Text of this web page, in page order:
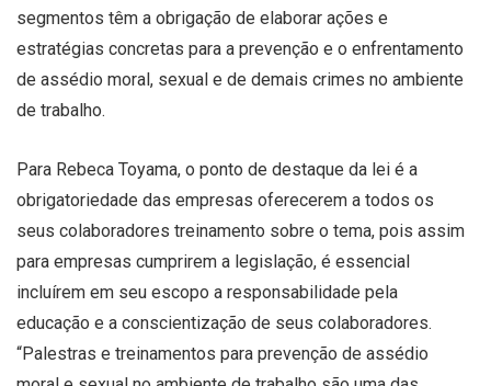
segmentos têm a obrigação de elaborar ações e
estratégias concretas para a prevenção e o enfrentamento
de assédio moral, sexual e de demais crimes no ambiente
de trabalho.
Para Rebeca Toyama, o ponto de destaque da lei é a
obrigatoriedade das empresas oferecerem a todos os
seus colaboradores treinamento sobre o tema, pois assim
para empresas cumprirem a legislação, é essencial
incluírem em seu escopo a responsabilidade pela
educação e a conscientização de seus colaboradores.
“Palestras e treinamentos para prevenção de assédio